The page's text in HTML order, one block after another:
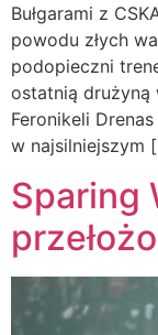
Bułgarami z
powodu złych
podopieczni
ostatnią drużyną
Feronikeli
w najsilniejszym
Sparing